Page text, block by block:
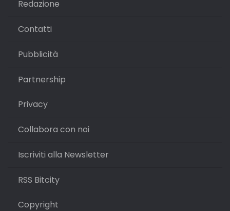
Redazione
Contatti
Pubblicità
Partnership
Privacy
Collabora con noi
Iscriviti alla Newsletter
RSS Bitcity
Copyright